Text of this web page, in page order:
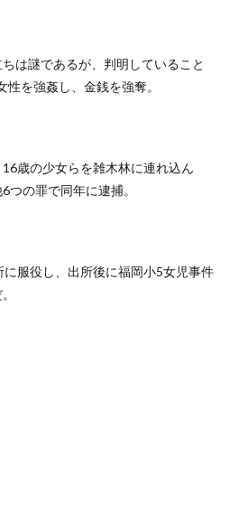
は謎であるが、判明していること
を強姦し、金銭を強奪。
歳の少女らを雑木林に連れ込ん
つの罪で同年に逮捕。
服役し、出所後に福岡小5女児事件